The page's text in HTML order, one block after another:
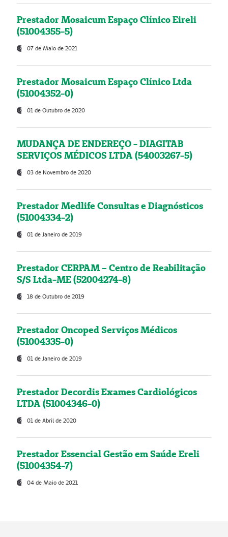
Prestador Mosaicum Espaço Clínico Eireli
(51004355-5)
07 de Maio de 2021
Prestador Mosaicum Espaço Clínico Ltda
(51004352-0)
01 de Outubro de 2020
MUDANÇA DE ENDEREÇO - DIAGITAB
SERVIÇOS MÉDICOS LTDA (54003267-5)
03 de Novembro de 2020
Prestador Medlife Consultas e Diagnósticos
(51004334-2)
01 de Janeiro de 2019
Prestador CERPAM – Centro de Reabilitação
S/S Ltda-ME (52004274-8)
18 de Outubro de 2019
Prestador Oncoped Serviços Médicos
(51004335-0)
01 de Janeiro de 2019
Prestador Decordis Exames Cardiológicos
LTDA (51004346-0)
01 de Abril de 2020
Prestador Essencial Gestão em Saúde Ereli
(51004354-7)
04 de Maio de 2021